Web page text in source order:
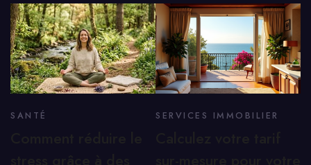
SANTÉ SERVICES IMMOBILIER